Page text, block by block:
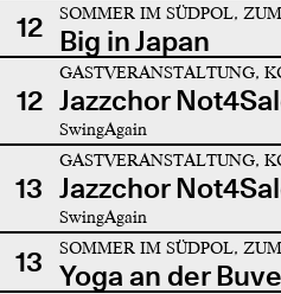
12
SOMMER IM SÜDPOL,
Big in Japan
12
GASTVERANSTALTUNG,
Jazzchor
SwingAgain
13
GASTVERANSTALTUNG,
Jazzchor
SwingAgain
13 SOMMER IM SÜDPOL,
Yoga an der